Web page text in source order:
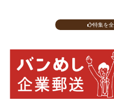
特集を